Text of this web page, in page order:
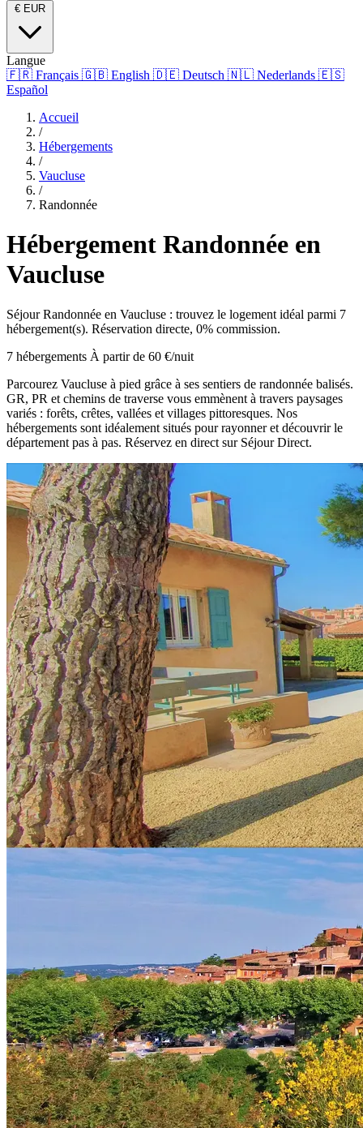
€ EUR
Langue
🇫🇷 Français 🇬🇧 English 🇩🇪 Deutsch 🇳🇱 Nederlands 🇪🇸
Español
Accueil
/
Hébergements
/
Vaucluse
/
Randonnée
Hébergement Randonnée en
Vaucluse
Séjour Randonnée en Vaucluse : trouvez le logement idéal parmi 7
hébergement(s). Réservation directe, 0% commission.
7 hébergements À partir de 60 €/nuit
Parcourez Vaucluse à pied grâce à ses sentiers de randonnée balisés.
GR, PR et chemins de traverse vous emmènent à travers paysages
variés : forêts, crêtes, vallées et villages pittoresques. Nos
hébergements sont idéalement situés pour rayonner et découvrir le
département pas à pas. Réservez en direct sur Séjour Direct.